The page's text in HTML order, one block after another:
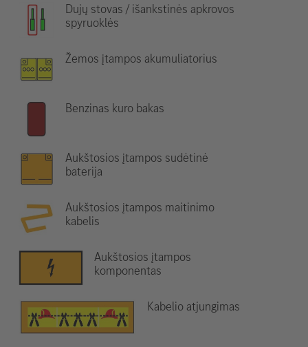
Dujų stovas / išankstinės apkrovos
spyruoklės
Žemos įtampos akumuliatorius
Benzinas kuro bakas
Aukštosios įtampos sudėtinė
baterija
Aukštosios įtampos maitinimo
kabelis
Aukštosios įtampos
komponentas
Kabelio atjungimas